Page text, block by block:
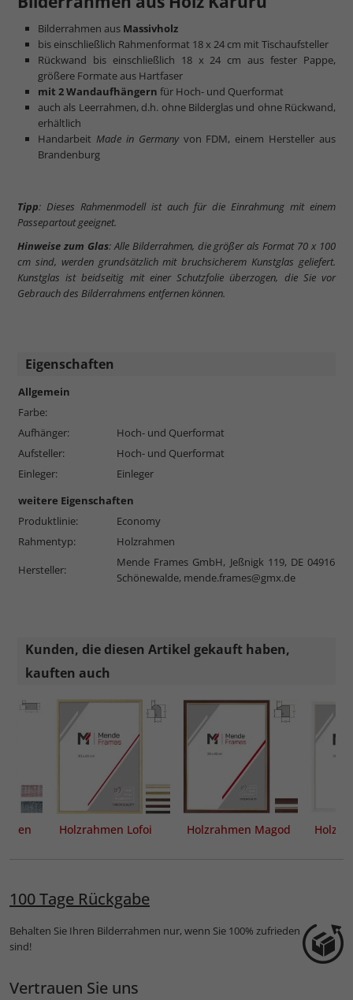
Bilderrahmen aus Massivholz
bis einschließlich Rahmenformat 18 x 24 cm mit Tischaufsteller
Rückwand bis einschließlich 18 x 24 cm aus fester Pappe,
größere Formate aus Hartfaser
mit 2 Wandaufhängern für Hoch- und Querformat
auch als Leerrahmen, d.h. ohne Bilderglas und ohne Rückwand,
erhältlich
Handarbeit Made in Germanyvon FDM, einem Hersteller aus
Brandenburg
Tipp: Dieses Rahmenmodell ist auch für die Einrahmung mit einem
Passepartout geeignet.
Hinweise zum Glas: Alle Bilderrahmen, die größer als Format 70 x 100
cm sind, werden grundsätzlich mit bruchsicherem Kunstglas geliefert.
Kunstglas ist beidseitig mit einer Schutzfolie überzogen, die Sie vor
Gebrauch des Bilderrahmens entfernen können.
Eigenschaften
Allgemein
Farbe:
Aufhänger:
Hoch- und Querformat
Aufsteller:
Hoch- und Querformat
Einleger:
Einleger
weitere Eigenschaften
Produktlinie:
Economy
Rahmentyp:
Holzrahmen
Hersteller:
Mende Frames GmbH, Jeßnigk 119, DE 04916
Schönewalde, mende.frames@gmx.de
Kunden, die diesen Artikel gekauft haben,
kauften auch
Holzrahmen Lofoi Holzrahmen Magod
100 Tage Rückgabe
Behalten Sie Ihren Bilderrahmen nur, wenn Sie 100% zufrieden
sind!
Vertrauen Sie uns